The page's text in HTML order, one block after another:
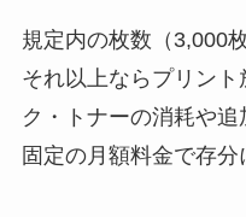
規定内の枚数（3,000
それ以上ならプリン
ク・トナーの消耗や追
固定の月額料金で存分